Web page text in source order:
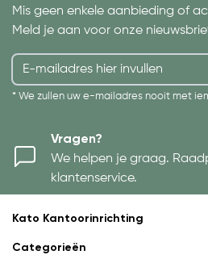
Mis geen enkele aanbieding of
Meld je aan voor onze
* We zullen uw e-mailadres nooit met
Vragen?
We helpen je graag.
klantenservice.
Kato Kantoorinrichting
Categorieën